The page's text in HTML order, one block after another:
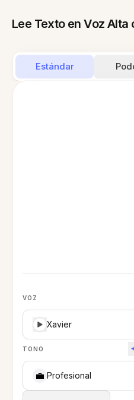
Lee Texto en Voz Alta
Estándar
VOZ
Xavier
TONO
💼 Profesional